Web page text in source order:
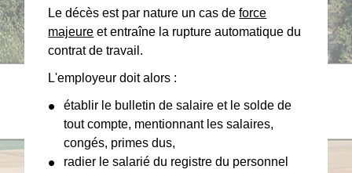
Le décès est par nature un cas deforce
majeure et entraîne la rupture automatique du
contrat de travail.
L'employeur doit alors :
établir le bulletin de salaire et le solde de
tout compte, mentionnant les salaires,
congés, primes dus,
radier le salarié du registre du personnel